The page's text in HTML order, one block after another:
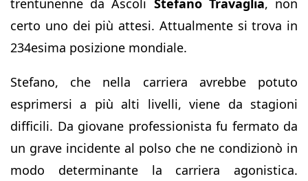
trentunenne da Ascoli Stefano Travaglia, non
certo uno dei più attesi. Attualmente si trova in
234esima posizione mondiale.
Stefano, che nella carriera avrebbe potuto
esprimersi a più alti livelli, viene da stagioni
difficili. Da giovane professionista fu fermato da
un grave incidente al polso che ne condizionò in
modo determinante la carriera agonistica.